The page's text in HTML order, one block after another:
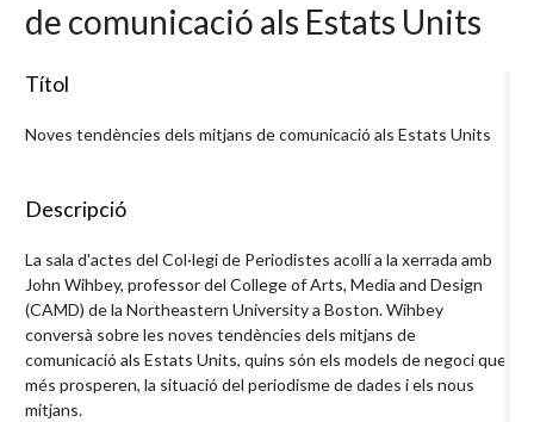
de comunicació als Estats Units
Títol
Noves tendències dels mitjans de comunicació als Estats Units
Descripció
La sala d'actes del Col·legi de Periodistes acollí a la xerrada amb
John Wihbey, professor del College of Arts, Media and Design
(CAMD) de la Northeastern University a Boston. Wihbey
conversà sobre les noves tendències dels mitjans de
comunicació als Estats Units, quins són els models de negoci que
més prosperen, la situació del periodisme de dades i els nous
mitjans.